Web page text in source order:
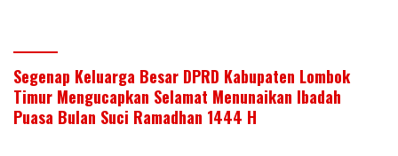
Segenap Keluarga Besar DPRD Kabupaten Lombok
Timur Mengucapkan Selamat Menunaikan Ibadah
Puasa Bulan Suci Ramadhan 1444 H